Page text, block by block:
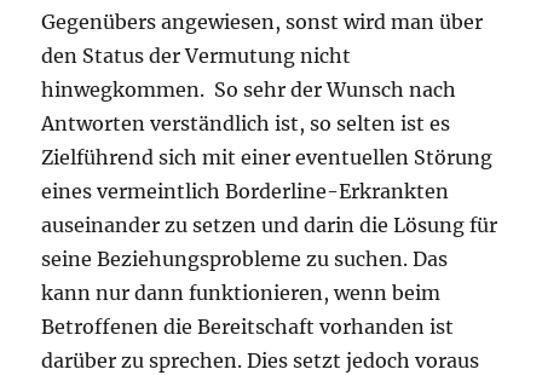
Gegenübers angewiesen, sonst wird man über
den Status der Vermutung nicht
hinwegkommen. So sehr der Wunsch nach
Antworten verständlich ist, so selten ist es
Zielführend sich mit einer eventuellen Störung
eines vermeintlich Borderline-Erkrankten
auseinander zu setzen und darin die Lösung für
seine Beziehungsprobleme zu suchen. Das
kann nur dann funktionieren, wenn beim
Betroffenen die Bereitschaft vorhanden ist
darüber zu sprechen. Dies setzt jedoch voraus